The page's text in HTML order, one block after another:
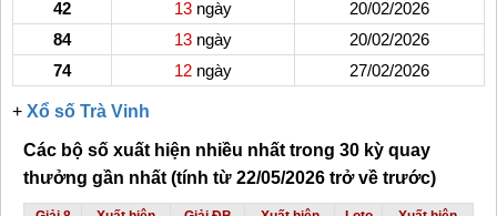
42 13 ngày
20/02/2026
84
13 ngày
20/02/2026
74
12 ngày 27/02/2026
+ Xổ số Trà Vinh
Các bộ số xuất hiện nhiều nhất trong 30 kỳ quay
thưởng gần nhất (tính từ 22/05/2026 trở về trước)